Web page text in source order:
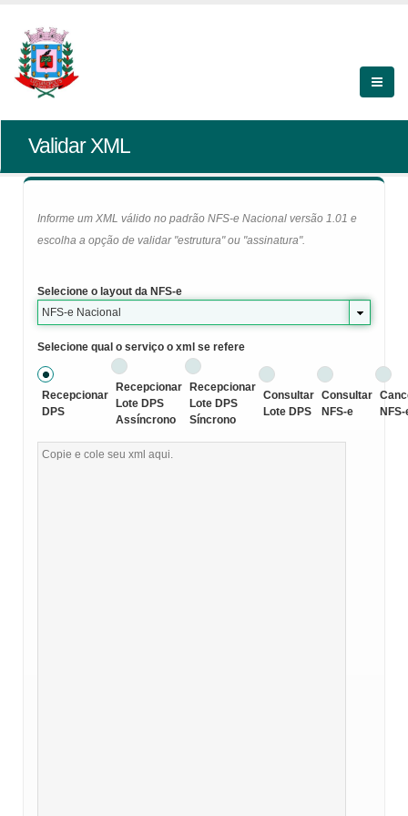
Validar XML
Informe um XML válido no padrão NFS-e Nacional versão 1.01 e
escolha a opção de validar "estrutura" ou "assinatura".
Selecione o layout da NFS-e
NFS-e Nacional
Selecione qual o serviço o xml se refere
Recepcionar
DPS
Recepcionar
Lote DPS
Assíncrono
Recepcionar
Lote DPS
Síncrono
Consultar
Lote DPS
Consultar
NFS-e
NFS-